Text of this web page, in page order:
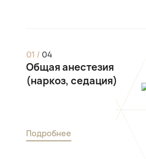
01 / 04
Общая анестезия
(наркоз, седация)
Подробнее